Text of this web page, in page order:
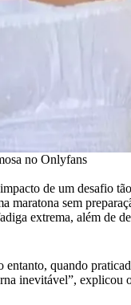
no Onlyfans
de um desafio
maratona sem
extrema, além de
quando
inevitável”, explicou